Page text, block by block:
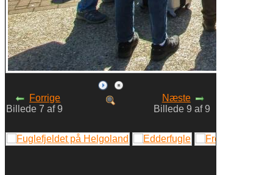
Forrige
Billede 7 af 9
Næste
Billede 9 af 9